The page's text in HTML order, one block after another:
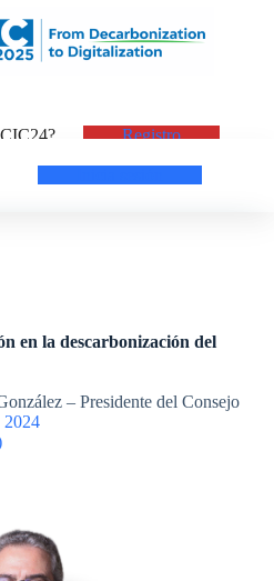
Registro
en la descarbonización del
– Presidente del Consejo
2024